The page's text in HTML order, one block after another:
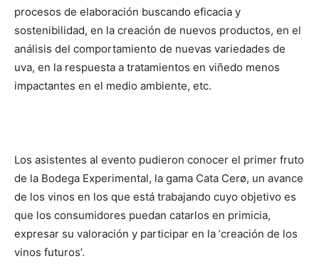
procesos de elaboración buscando eficacia y
sostenibilidad, en la creación de nuevos productos, en el
análisis del comportamiento de nuevas variedades de
uva, en la respuesta a tratamientos en viñedo menos
impactantes en el medio ambiente, etc.
Los asistentes al evento pudieron conocer el primer fruto
de la Bodega Experimental, la gama Cata Cerø, un avance
de los vinos en los que está trabajando cuyo objetivo es
que los consumidores puedan catarlos en primicia,
expresar su valoración y participar en la ‘creación de los
vinos futuros’.